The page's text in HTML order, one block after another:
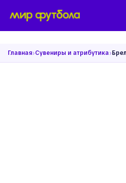
Главная›Сувениры и атрибутика›